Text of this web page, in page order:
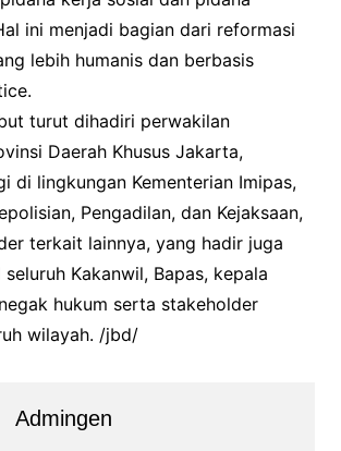
ini menjadi bagian dari reformasi
lebih humanis dan berbasis
turut dihadiri perwakilan
Daerah Khusus Jakarta,
di lingkungan Kementerian Imipas,
Pengadilan, dan Kejaksaan,
terkait lainnya, yang hadir juga
Kakanwil, Bapas, kepala
hukum serta stakeholder
wilayah. /jbd/
Admingen